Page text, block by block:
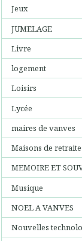
Jeux
JUMELAGE
Livre
logement
Loisirs
Lycée
maires de vanves
Maisons de
MEMOIRE ET
Musique
NOEL A VANVES
Nouvelles